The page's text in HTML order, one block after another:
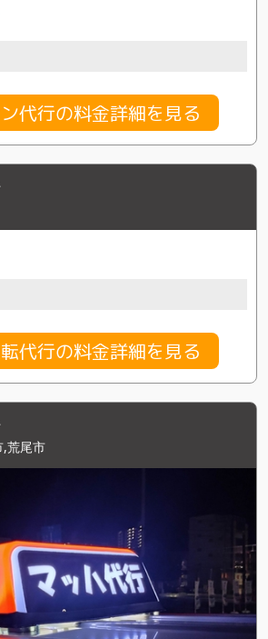
代行の料金詳細を見る
代行の料金詳細を見る
,荒尾市